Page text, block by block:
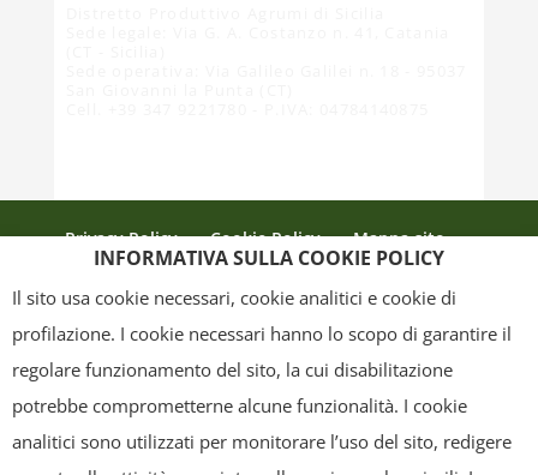
Privacy Policy Cookie Policy
Mappa sito
grafica ed il layout) sono di proprietà del "Distretto Produttivo Agrumi di
Sicilia" e tutelati dal diritto d’autore. È pertanto vietato copiarli,
INFORMATIVA SULLA COOKIE POLICY
Il sito usa cookie necessari, cookie analitici e cookie di
profilazione. I cookie necessari hanno lo scopo di garantire il
regolare funzionamento del sito, la cui disabilitazione
potrebbe comprometterne alcune funzionalità. I cookie
analitici sono utilizzati per monitorare l’uso del sito, redigere